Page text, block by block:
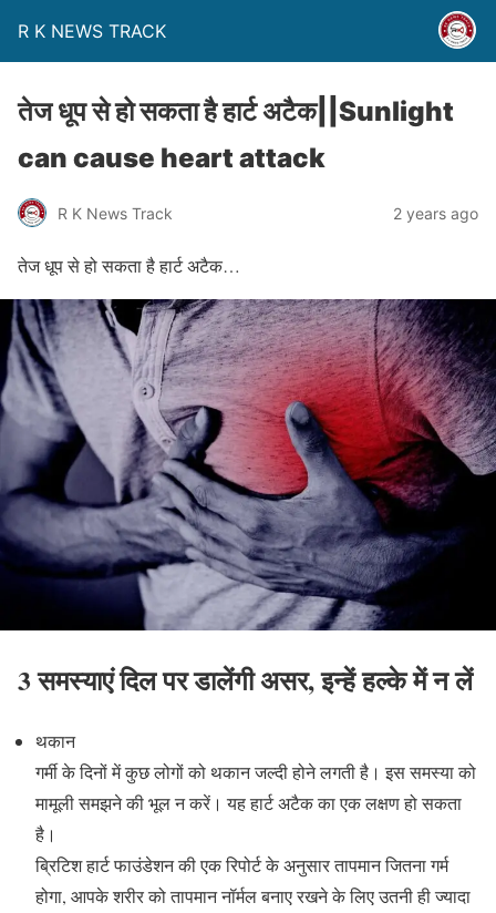
R K NEWS TRACK
तेज धूप से हो सकता है हार्ट अटैक||Sunlight
can cause heart attack
R K News Track 2 years ago
तेज धूप से हो सकता है हार्ट अटैक…
3 समस्याएं दिल पर डालेंगी असर, इन्हें हल्के में न लें
थकान
गर्मी के दिनों में कुछ लोगों को थकान जल्दी होने लगती है। इस समस्या को
मामूली समझने की भूल न करें। यह हार्ट अटैक का एक लक्षण हो सकता
है।
ब्रिटिश हार्ट फाउंडेशन की एक रिपोर्ट के अनुसार तापमान जितना गर्म
होगा, आपके शरीर को तापमान नॉर्मल बनाए रखने के लिए उतनी ही ज्यादा